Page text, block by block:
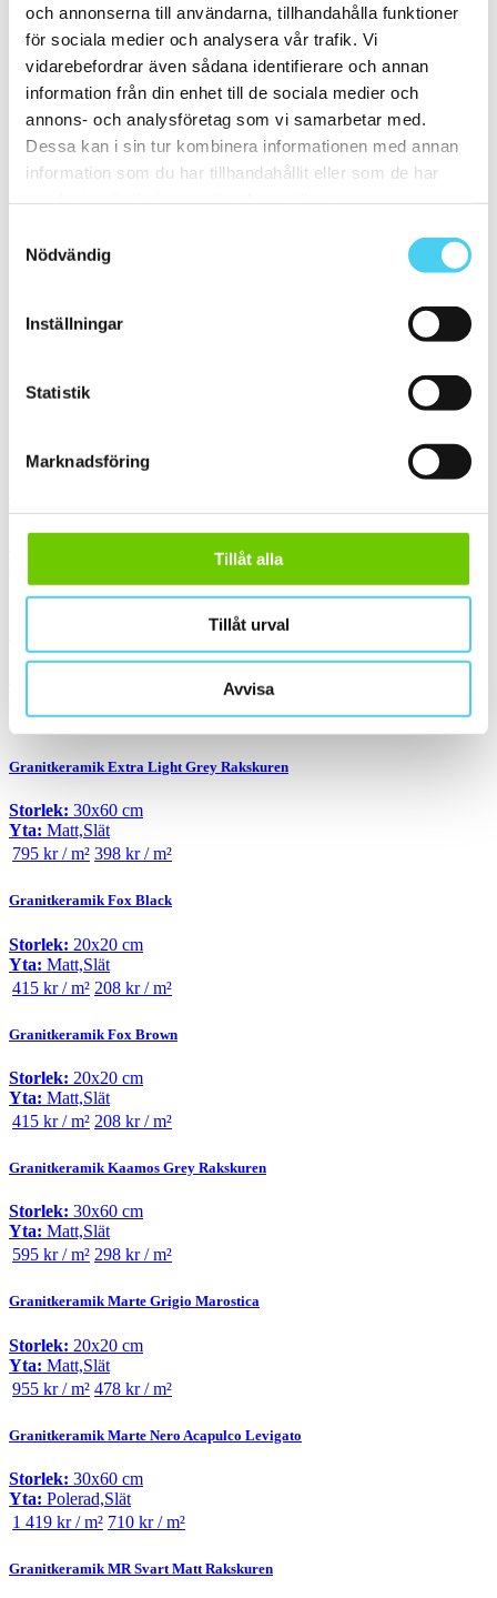
och annonserna till användarna, tillhandahålla funktioner
för sociala medier och analysera vår trafik. Vi
vidarebefordrar även sådana identifierare och annan
information från din enhet till de sociala medier och
annons- och analysföretag som vi samarbetar med.
Dessa kan i sin tur kombinera informationen med annan
information som du har tillhandahållit eller som de har
Nödvändig
Inställningar
Statistik
Marknadsföring
Tillåt alla
Tillåt urval
Avvisa
Polerad(1)
Kant
Välj önskad kant på plattan:
Standard(31)
Rakskuren(9)
Välj en eller flera prisgrupper:
m²
200 till 300 kr
600 till 800 kr
1500 till 2000 kr
Sortera
585 kr / m² 293 kr / m²
Granitkeramik CENTRO Carrara Exklusiv Blank
2 499 kr / m² 1 250 kr / m²
Granitkeramik Extra Light Grey Rakskuren
Storlek: 30x60 cm
Yta: Matt,Slät
795 kr / m² 398 kr / m²
Granitkeramik Fox Black
Storlek: 20x20 cm
Yta: Matt,Slät
415 kr / m² 208 kr / m²
Granitkeramik Fox Brown
Storlek: 20x20 cm
Yta: Matt,Slät
415 kr / m² 208 kr / m²
Granitkeramik Kaamos Grey Rakskuren
Storlek: 30x60 cm
Yta: Matt,Slät
595 kr / m² 298 kr / m²
Granitkeramik Marte Grigio Marostica
Storlek: 20x20 cm
Yta: Matt,Slät
955 kr / m² 478 kr / m²
Granitkeramik Marte Nero Acapulco Levigato
Storlek: 30x60 cm
Yta: Polerad,Slät
1 419 kr / m² 710 kr / m²
Granitkeramik MR Svart Matt Rakskuren